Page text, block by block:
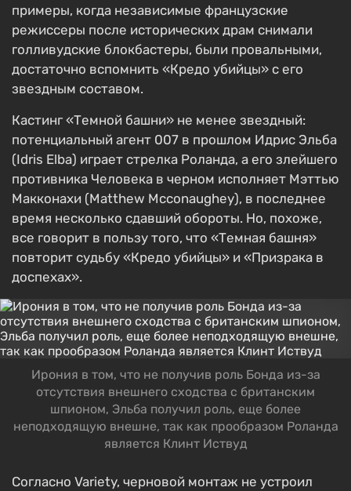
примеры, когда независимые французские
режиссеры после исторических драм снимали
голливудские блокбастеры, были провальными,
достаточно вспомнить «Кредо убийцы» с его
звездным составом.
Кастинг «Темной башни» не менее звездный:
потенциальный агент 007 в прошлом Идрис Эльба
(Idris Elba) играет стрелка Роланда, а его злейшего
противника Человека в черном исполняет Мэттью
Макконахи (Matthew Mcconaughey), в последнее
время несколько сдавший обороты. Но, похоже,
все говорит в пользу того, что «Темная башня»
повторит судьбу «Кредо убийцы» и «Призрака в
доспехах».
Ирония в том, что не получив роль Бонда из-за
отсутствия внешнего сходства с британским
шпионом, Эльба получил роль, еще более
неподходящую внешне, так как прообразом Роланда
является Клинт Иствуд
Согласно Variety, черновой монтаж не устроил